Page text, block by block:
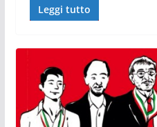
Leggi tutto